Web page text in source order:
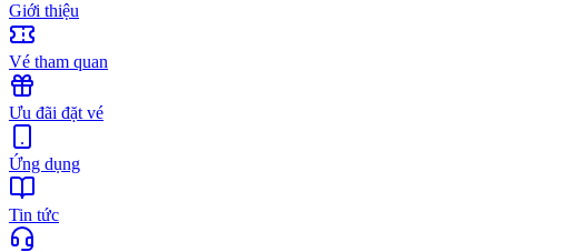
Giới thiệu
Vé tham quan
Ưu đãi đặt vé
Ứng dụng
Tin tức